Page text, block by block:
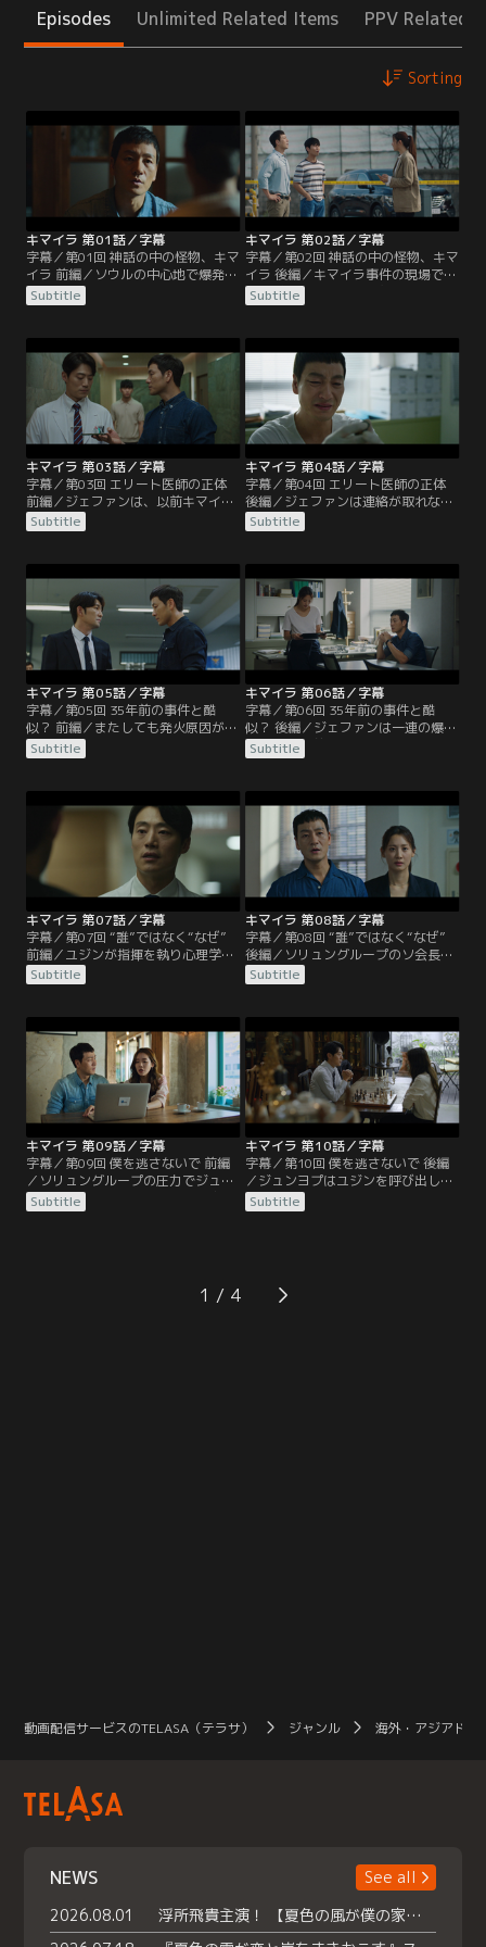
Episodes Unlimited Related Items PPV Related
Sorting
キマイラ 第01話／字幕
字幕／第01回 神話の中の怪物、キマ
イラ 前編／ソウルの中心地で爆発事
件が発生し車が全焼、運転手は死亡
した。捜査を担当する刑事のジェフ
ことを不思議に思い爆発物テロ専門
家のユジンに相談する。そんなな
か、被害者ソン・ワンギがかつて記
者だったことが分かる。ワンギは35
年前に起きた連続爆発事件、通
称“キマイラ事件”を…。
Subtitle
キマイラ 第02話／字幕
字幕／第02回 神話の中の怪物、キマ
イラ 後編／キマイラ事件の現場で
は、ギリシャ神話の怪物キマイラの
絵が施されたライターが必ず発見さ
現場でハン班長がライターらしき物
を隠していたことを思い出す。犯行
の足取りを追っていたジェファン
は、犯人のアジトらしき部屋で爆発
に巻き込まれ重傷を負う。その部屋
の壁にはキマイラの絵が…。
Subtitle
キマイラ 第03話／字幕
字幕／第03回 エリート医師の正体
前編／ジェファンは、以前キマイラ
事件の担当地域に配属されていたハ
ン班長に事件について尋ねるが、班
場でワンギと会っていた医師ジュン
ヨプがワンギの車を尾行している映
像を確認。ジュンヨプのもとを訪ね
て事情を聞くが、ワンギのことは知
らないと言う。
Subtitle
キマイラ 第04話／字幕
字幕／第04回 エリート医師の正体
後編／ジェファンは連絡が取れなく
なったハン班長の家を訪ねるがそこ
に班長の姿はなく、部屋で黒焦げに
の事件記録の作成者がハン班長だっ
たことが分かる。ようやく監禁され
ているハン班長を見つけたジェファ
ンだったが、目の前で爆発が起こり
ハン班長は炎に包まれる。
Subtitle
キマイラ 第05話／字幕
字幕／第05回 35年前の事件と酷
似？ 前編／またしても発火原因が分
からない爆発事件。ハン班長の遺体
からはキマイラの絵が施されたライ
特別捜査本部が設置され、コ・グァ
ンスが班長として配属されるが、強
力2班の班員たちは事件が特捜本部
に管理されることに反発する。ジェ
ファンはハン班長を救えなかったこ
とを激しく後悔していた。
Subtitle
キマイラ 第06話／字幕
字幕／第06回 35年前の事件と酷
似？ 後編／ジェファンは一連の爆発
事件が35年前のキマイラ事件と酷似
していることを説明し、容疑者とし
捜索を望むが、コ班長には証拠が十
分ではないと諭される。しかし、防
犯カメラの映像に、ハン班長の家の
前にいるジュンヨプの姿が映ってい
たことで、特捜本部はジュンヨプの
緊急逮捕に踏み切った。
Subtitle
キマイラ 第07話／字幕
字幕／第07回 “誰”ではなく“なぜ”
前編／ユジンが指揮を執り心理学を
利用した手法でジュンヨプの取り調
べが始められるが、精神力に長けた
者のヒョギョンは連続爆発事件と過
去のキマイラ事件を関連付けた番組
を企画。キマイラ事件の容疑者で取
り調べ中に自殺したイ・サンウをは
じめ…。
Subtitle
キマイラ 第08話／字幕
字幕／第08回 “誰”ではなく“なぜ”
後編／ソリュングループのソ会長
は、自社製品の有害性が取り沙汰さ
れるや、原料や製造工程は変えず商
出す。ソ会長の妻ファジョンは病院
の看板医師ジュンヨプが逮捕された
ことに腹を立て、夫を通してペ署長
にクレーム。取調室でペ署長と対面
したジュンヨプは過去…。
Subtitle
キマイラ 第09話／字幕
字幕／第09回 僕を逃さないで 前編
／ソリュングループの圧力でジュン
ヨプは釈放された。すぐに別の容疑
者候補の捜査を指示するコ班長に対
マイラ事件の被害者3人が同じ研究
チームの研究員だったうえ、チーム
Subtitle
キマイラ 第10話／字幕
字幕／第10回 僕を逃さないで 後編
／ジュンヨプはユジンを呼び出し自
分の生い立ちを話す。ユジンは彼の
真意を測りかねていた。35年前マチ
手下に囲まれ絶体絶命のピンチに。
彼らをずっと尾行していたジェファ
Subtitle
1
動画配信サービスのTELASA（テラサ） ジャンル 海外・アジアドラ
NEWS
See all
2026.08.01
浮所飛貴主演！ 【夏色の風が僕の家にやってきた】 本日よりテラサで独占配信スタート！